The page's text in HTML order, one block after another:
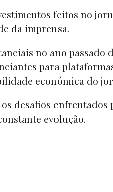
feitos no
da imprensa.
no ano passado
para
económica do
desafios enfrentados
evolução.